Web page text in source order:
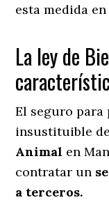
esta medida en
La ley de
El seguro para
insustituible
Animal en
contratar un
a terceros.